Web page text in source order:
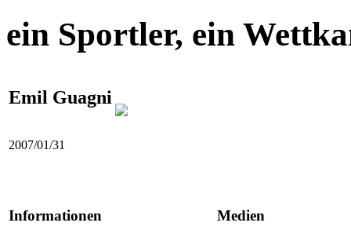
ein Sportler, ein
Emil Guagni
2007/01/31
Informationen Medien